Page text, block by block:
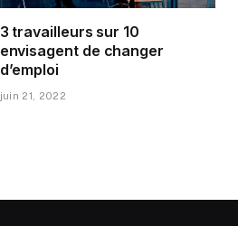
3 travailleurs sur 10
envisagent de changer
d’emploi
juin 21, 2022